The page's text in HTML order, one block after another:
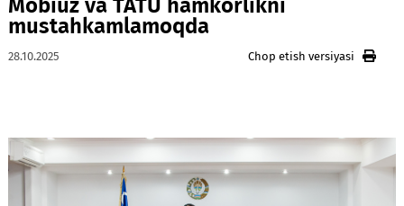
Mobiuz va TATU hamkorlikni
mustahkamlamoqda